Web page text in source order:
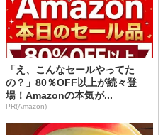
「え、こんなセールやってた
の？」80％OFF以上が続々登
場！Amazonの本気が...
PR(Amazon)